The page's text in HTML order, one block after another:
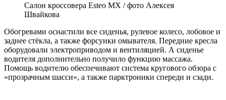
Салон кроссовера Esteo MX / фото Алексея
Швайкова
Обогревами оснастили все сиденья, рулевое колесо, лобовое и
заднее стёкла, а также форсунки омывателя. Передние кресла
оборудовали электроприводом и вентиляцией. А сиденье
водителя дополнительно получило функцию массажа.
Помощь водителю обеспечивают система кругового обзора с
«прозрачным шасси», а также парктроники спереди и сзади.